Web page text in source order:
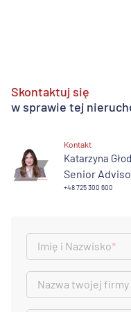
Skontaktuj się
w sprawie tej
Kontakt
Katarzyna
Senior
+48 725 300 600
Imię i Nazwisko*
Nazwa twojej firmy